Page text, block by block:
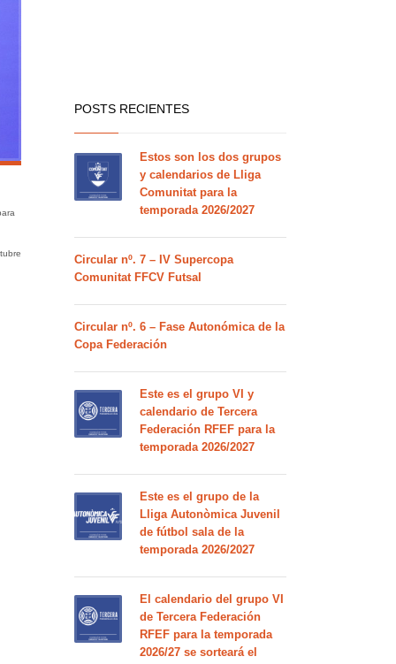
POSTS RECIENTES
Estos son los dos grupos
y calendarios de Lliga
Comunitat para la
temporada 2026/2027
Circular nº. 7 – IV Supercopa
Comunitat FFCV Futsal
Circular nº. 6 – Fase Autonómica de la
Copa Federación
Este es el grupo VI y
calendario de Tercera
Federación RFEF para la
temporada 2026/2027
Este es el grupo de la
Lliga Autonòmica Juvenil
de fútbol sala de la
temporada 2026/2027
El calendario del grupo VI
de Tercera Federación
RFEF para la temporada
2026/27 se sorteará el